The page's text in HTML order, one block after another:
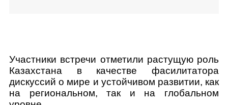
Участники встречи отметили растущую роль
Казахстана в качестве фасилитатора
дискуссий о мире и устойчивом развитии, как
на региональном, так и на глобальном